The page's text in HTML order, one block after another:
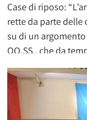
Case di riposo:
rette da parte delle
su di un
OO.SS., che da
assumere
strutture